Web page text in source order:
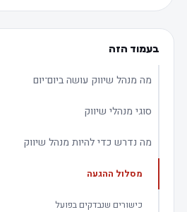
בעמוד הזה
מה מנהל שיווק עושה ביום־יום
סוגי מנהלי שיווק
מה נדרש כדי להיות מנהל שיווק
מסלול ההגעה
כישורים שנבדקים בפועל